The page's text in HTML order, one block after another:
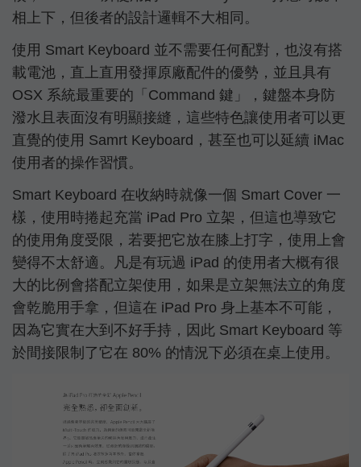
相上下，但後者的設計邏輯不大相同。
使用 Smart Keyboard 並不需要任何配對，也沒有搭
載電池，直上直用發揮原廠配件的優勢，並且具有
OSX 系統最重要的「Command 鍵」，鍵盤本身防
潑水且表面沒有明顯接縫，這些特色讓使用者可以更
直覺的使用 Samrt Keyboard，甚至也可以延續 iMac
使用者的操作習慣。
Smart Keyboard 在收納時就像一個 Smart Cover 一
樣，使用時捲起充當 iPad Pro 立架，但這也導致它
的使用角度受限，若要把它放在膝上打字，使用上會
變得不太舒適。凡是有玩過 iPad 的使用者大概有很
大的比例會搭配立架使用，如果是立架無法立的角度
會乾脆用手拿，但這在 iPad Pro 身上基本不可能，
因為它實在大到不好手持，因此 Smart Keyboard 等
於間接限制了它在 80% 的情況下必須在桌上使用。